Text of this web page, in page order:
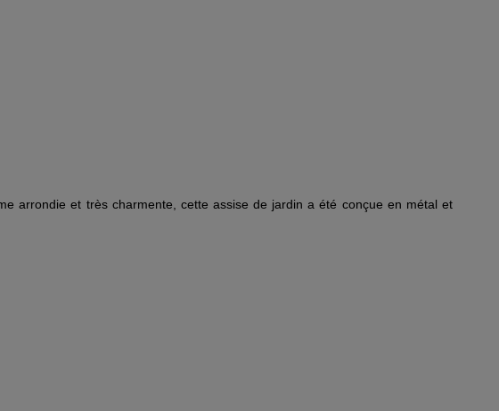
arrondie et très charmente, cette assise de jardin a été conçue en métal et